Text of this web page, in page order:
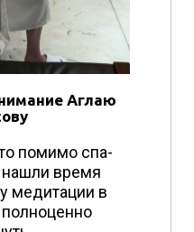
Аглаю
помимо спа-
время
медитации в